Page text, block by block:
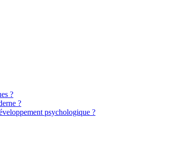
?
?
psychologique ?